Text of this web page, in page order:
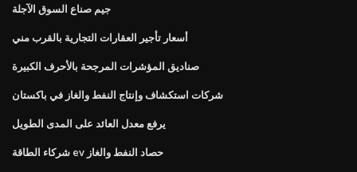
جيم صناع السوق الآجلة
أسعار تأجير العقارات التجارية بالقرب مني
صناديق المؤشرات المرجحة بالأحرف الكبيرة
شركات استكشاف وإنتاج النفط والغاز في باكستان
يرفع معدل العائد على المدى الطويل
شركاء الطاقة ev حصاد النفط والغاز